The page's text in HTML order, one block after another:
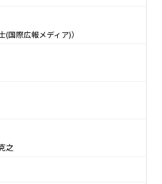
国際広報メディア)）
之